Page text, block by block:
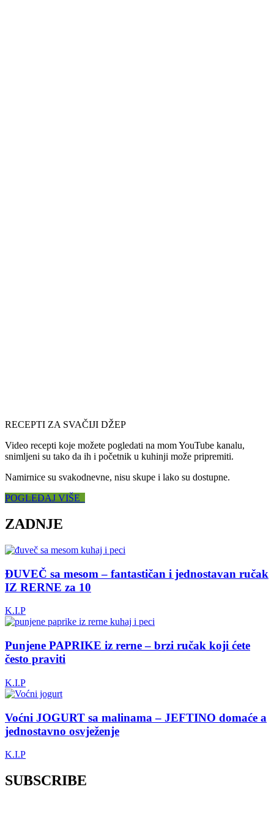
RECEPTI ZA SVAČIJI DŽEP
Video recepti koje možete pogledati na mom YouTube kanalu,
snimljeni su tako da ih i početnik u kuhinji može pripremiti.
Namirnice su svakodnevne, nisu skupe i lako su dostupne.
POGLEDAJ VIŠE
ZADNJE
ĐUVEČ sa mesom – fantastičan i jednostavan ručak
IZ RERNE za 10
K.I.P
Punjene PAPRIKE iz rerne – brzi ručak koji ćete
često praviti
K.I.P
Voćni JOGURT sa malinama – JEFTINO domaće a
jednostavno osvježenje
K.I.P
SUBSCRIBE